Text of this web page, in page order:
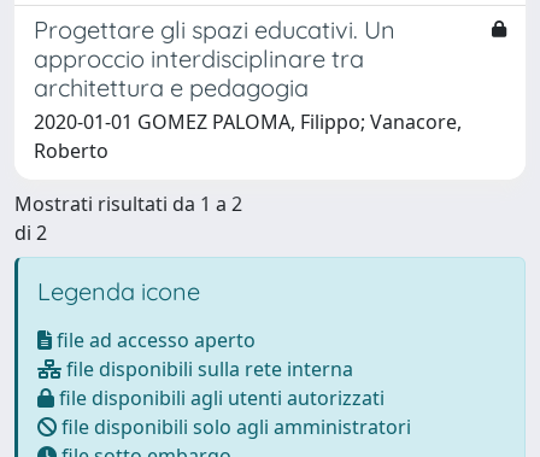
Progettare gli spazi educativi. Un
approccio interdisciplinare tra
architettura e pedagogia
2020-01-01 GOMEZ PALOMA, Filippo; Vanacore,
Roberto
Mostrati risultati da 1 a 2
di 2
Legenda icone
file ad accesso aperto
file disponibili sulla rete interna
file disponibili agli utenti autorizzati
file disponibili solo agli amministratori